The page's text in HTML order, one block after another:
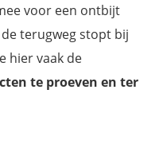
voor een ontbijt
terugweg stopt bij
hier vaak de
te proeven en ter